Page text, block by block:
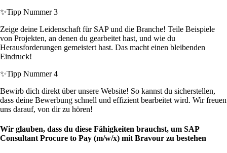
✨Tipp Nummer 3
Zeige deine Leidenschaft für SAP und die Branche! Teile Beispiele
von Projekten, an denen du gearbeitet hast, und wie du
Herausforderungen gemeistert hast. Das macht einen bleibenden
Eindruck!
✨Tipp Nummer 4
Bewirb dich direkt über unsere Website! So kannst du sicherstellen,
dass deine Bewerbung schnell und effizient bearbeitet wird. Wir freuen
uns darauf, von dir zu hören!
Wir glauben, dass du diese Fähigkeiten brauchst, um SAP
Consultant Procure to Pay (m/w/x) mit Bravour zu bestehen